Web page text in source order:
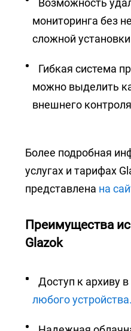
Возможность удаленного
мониторинга без
сложной
Гибкая система прав доступа:
можно выделить
внешнего
Более подробная
услугах и тарифах
представлена на
Преимущества
Glazok
Доступ к архиву
любого устройства.